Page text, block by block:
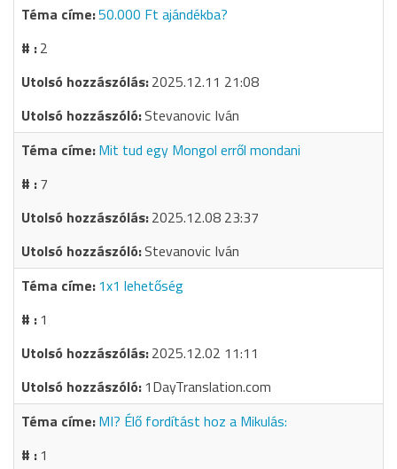
50.000 Ft ajándékba?
2
2025.12.11 21:08
Stevanovic Iván
Mit tud egy Mongol erről mondani
7
2025.12.08 23:37
Stevanovic Iván
1x1 lehetőség
1
2025.12.02 11:11
1DayTranslation.com
MI? Élő fordítást hoz a Mikulás:
1